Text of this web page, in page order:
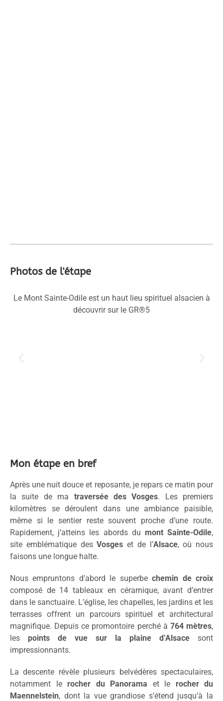
Photos de l'étape
Le Mont Sainte-Odile est un haut lieu spirituel alsacien à
découvrir sur le GR®5
Mon étape en bref
Après une nuit douce et reposante, je repars ce matin pour
la suite de ma traversée des Vosges. Les premiers
kilomètres se déroulent dans une ambiance paisible,
même si le sentier reste souvent proche d’une route.
Rapidement, j’atteins les abords du mont Sainte-Odile,
site emblématique desVosges et de l’Alsace, où nous
faisons une longue halte.
Nous empruntons d’abord le superbechemin de croix
composé de 14 tableaux en céramique, avant d’entrer
dans le sanctuaire. L’église, les chapelles, les jardins et les
terrasses offrent un parcours spirituel et architectural
magnifique. Depuis ce promontoire perché à 764 mètres,
les points de vue sur la plaine d’Alsace sont
impressionnants.
La descente révèle plusieurs belvédères spectaculaires,
notamment le rocher du Panorama et le rocher du
Maennelstein, dont la vue grandiose s’étend jusqu’à la